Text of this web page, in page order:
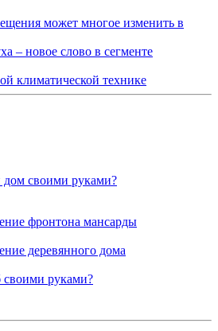
может многое изменить в
– новое слово в сегменте
климатической технике
дом своими руками?
фронтона мансарды
деревянного дома
своими руками?